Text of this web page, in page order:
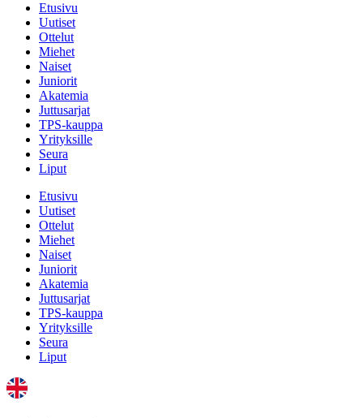
Etusivu
Uutiset
Ottelut
Miehet
Naiset
Juniorit
Akatemia
Juttusarjat
TPS-kauppa
Yrityksille
Seura
Liput
Etusivu
Uutiset
Ottelut
Miehet
Naiset
Juniorit
Akatemia
Juttusarjat
TPS-kauppa
Yrityksille
Seura
Liput